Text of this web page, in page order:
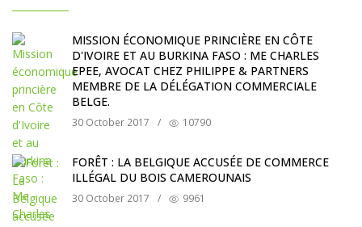
MISSION ÉCONOMIQUE PRINCIÈRE EN CÔTE
D'IVOIRE ET AU BURKINA FASO : ME CHARLES
EPEE, AVOCAT CHEZ PHILIPPE & PARTNERS
MEMBRE DE LA DÉLÉGATION COMMERCIALE
BELGE.
30 October 2017 / 10790
FORÊT : LA BELGIQUE ACCUSÉE DE COMMERCE
ILLÉGAL DU BOIS CAMEROUNAIS
30 October 2017 / 9961